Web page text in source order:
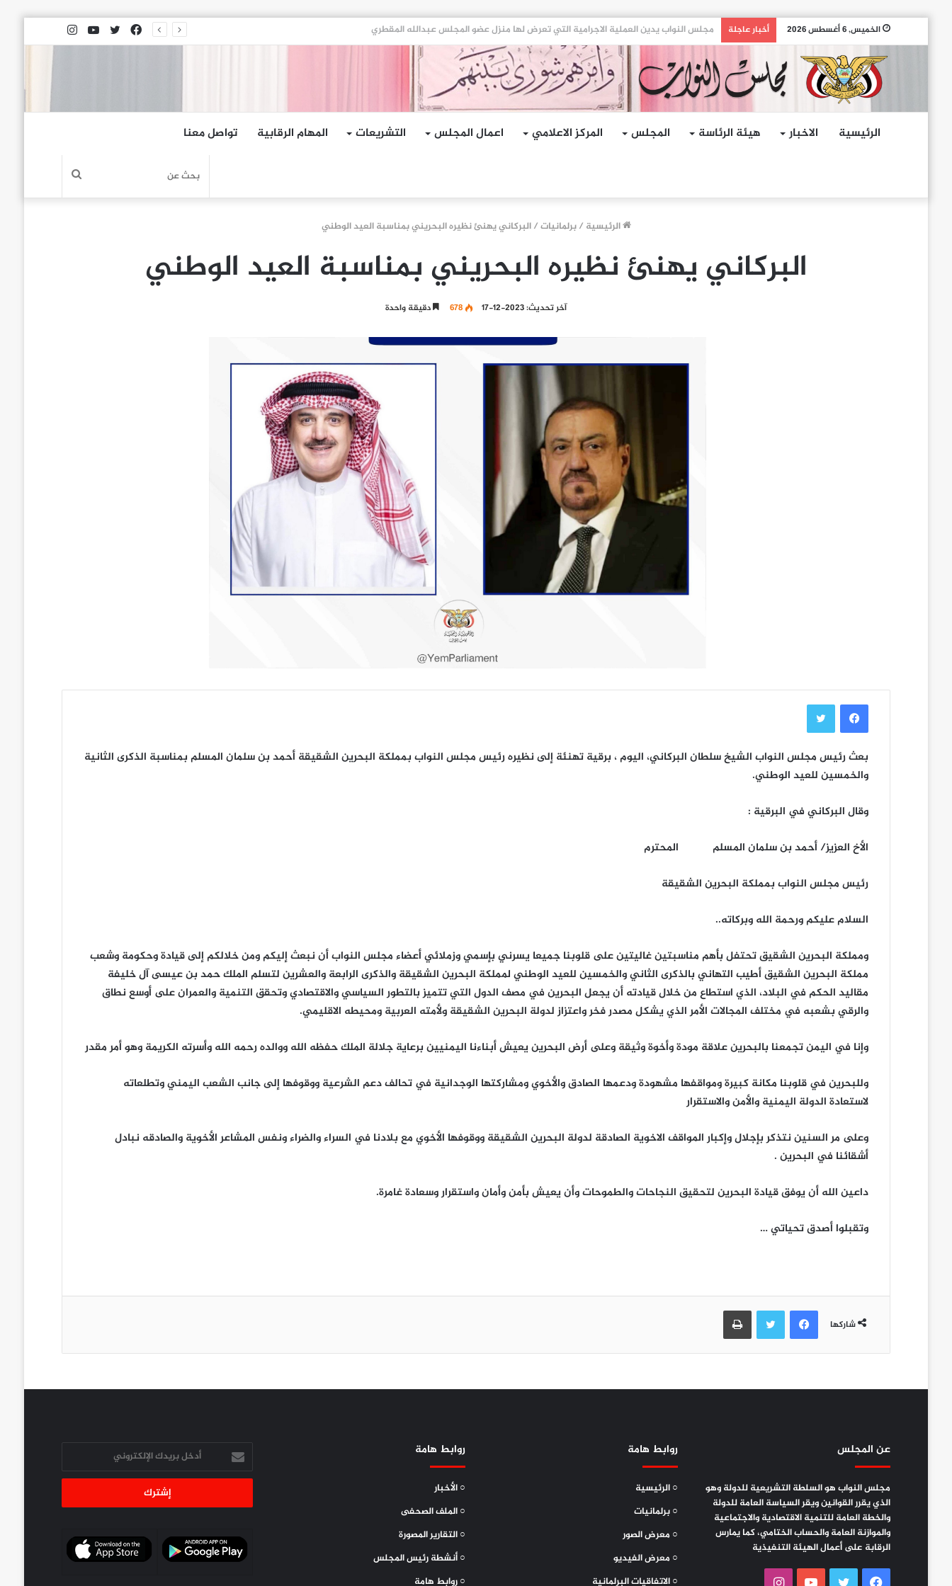
الخميس, 6 أغسطس 2026 أخبار عاجلة مجلس النواب يدين الهجمات الإرهابية الحوثية التي استهدفت السفينة الهندية في البحر الأحمر انستقراميوتيوبتويتر
فيسبوك
الرئيسية الاخبار هيئة الرئاسة المجلس المركز الاعلامي اعمال المجلس التشريعات المهام الرقابية تواصل معنا
بحث
الرئيسية / برلمانيات/ البركاني يهنئ نظيره البحريني بمناسبة العيد الوطني
البركاني يهنئ نظيره البحريني بمناسبة العيد الوطني
آخر تحديث: 2023-12-17 678 دقيقة واحدة
فيسبوك تويتر
بعث رئيس مجلس النواب الشيخ سلطان البركاني، اليوم ، برقية تهنئة إلى نظيره رئيس مجلس النواب بمملكة البحرين الشقيقة أحمد بن سلمان المسلم بمناسبة الذكرى الثانية
والخمسين للعيد الوطني.
وقال البركاني في البرقية :
الأخ العزيز/ أحمد بن سلمان المسلم المحترم
رئيس مجلس النواب بمملكة البحرين الشقيقة
السلام عليكم ورحمة الله وبركاته..
ومملكة البحرين الشقيق تحتفل بأهم مناسبتين غاليتين على قلوبنا جميعا يسرني بإسمي وزملائي أعضاء مجلس النواب أن نبعث إليكم ومن خلالكم إلى قيادة وحكومة وشعب
مملكة البحرين الشقيق أطيب التهاني بالذكرى الثاني والخمسين للعيد الوطني لمملكة البحرين الشقيقة والذكرى الرابعة والعشرين لتسلم الملك حمد بن عيسى آل خليفة
مقاليد الحكم في البلاد، الذي استطاع من خلال قيادته أن يجعل البحرين في مصف الدول التي تتميز بالتطور السياسي والاقتصادي وتحقق التنمية والعمران على أوسع نطاق
والرقي بشعبه في مختلف المجالات الأمر الذي يشكل مصدر فخر واعتزاز لدولة البحرين الشقيقة ولأمته العربية ومحيطه الاقليمي.
وإنا في اليمن تجمعنا بالبحرين علاقة مودة وأخوة وثيقة وعلى أرض البحرين يعيش أبناءنا اليمنيين برعاية جلالة الملك حفظه الله ووالده رحمه الله وأسرته الكريمة وهو أمر مقدر
وللبحرين في قلوبنا مكانة كبيرة ومواقفها مشهودة ودعمها الصادق والأخوي ومشاركتها الوجدانية في تحالف دعم الشرعية ووقوفها إلى جانب الشعب اليمني وتطلعاته
لاستعادة الدولة اليمنية والأمن والاستقرار
وعلى مر السنين نتذكر بإجلال وإكبار المواقف الاخوية الصادقة لدولة البحرين الشقيقة ووقوفها الأخوي مع بلادنا في السراء والضراء ونفس المشاعر الأخوية والصادقه نبادل
أشقائنا في البحرين .
داعين الله أن يوفق قيادة البحرين لتحقيق النجاحات والطموحات وأن يعيش بأمن وأمان واستقرار وسعادة غامرة.
وتقبلوا أصدق تحياتي …
شاركها
فيسبوك تويتر طباعة
عن المجلس
مجلس النواب هو السلطة التشريعية للدولة وهو
الذي يقرر القوانين ويقر السياسة العامة للدولة
والخطة العامة للتنمية الاقتصادية والاجتماعية
والموازنة العامة والحساب الختامي، كما يمارس
الرقابة على أعمال الهيئة التنفيذية
روابط هامة
○ الرئيسية
○ برلمانيات
○ معرض الصور
○ معرض الفيديو
○ الاتفاقيات البرلمانية
روابط هامة
○ الأخبار
○ الملف الصحفى
○ التقارير المصورة
○ أنشطة رئيس المجلس
○ روابط هامة
أدخل
بريدك
الإلكتروني